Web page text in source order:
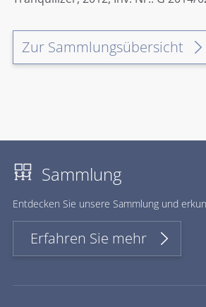
Zur Sammlungsübersicht
Sammlung
Ent­de­cken Sie un­se­re Samm­lung und
Erfahren Sie mehr